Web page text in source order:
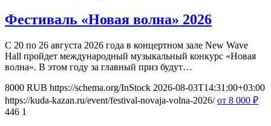
Фестиваль «Новая волна» 2026
С 20 по 26 августа 2026 года в концертном зале New Wave
Hall пройдет международный музыкальный конкурс «Новая
волна». В этом году за главный приз будут…
8000 RUB https://schema.org/InStock 2026-08-03T14:31:00+03:00
https://kuda-kazan.ru/event/festival-novaja-volna-2026/ от 8 000 ₽
446 1